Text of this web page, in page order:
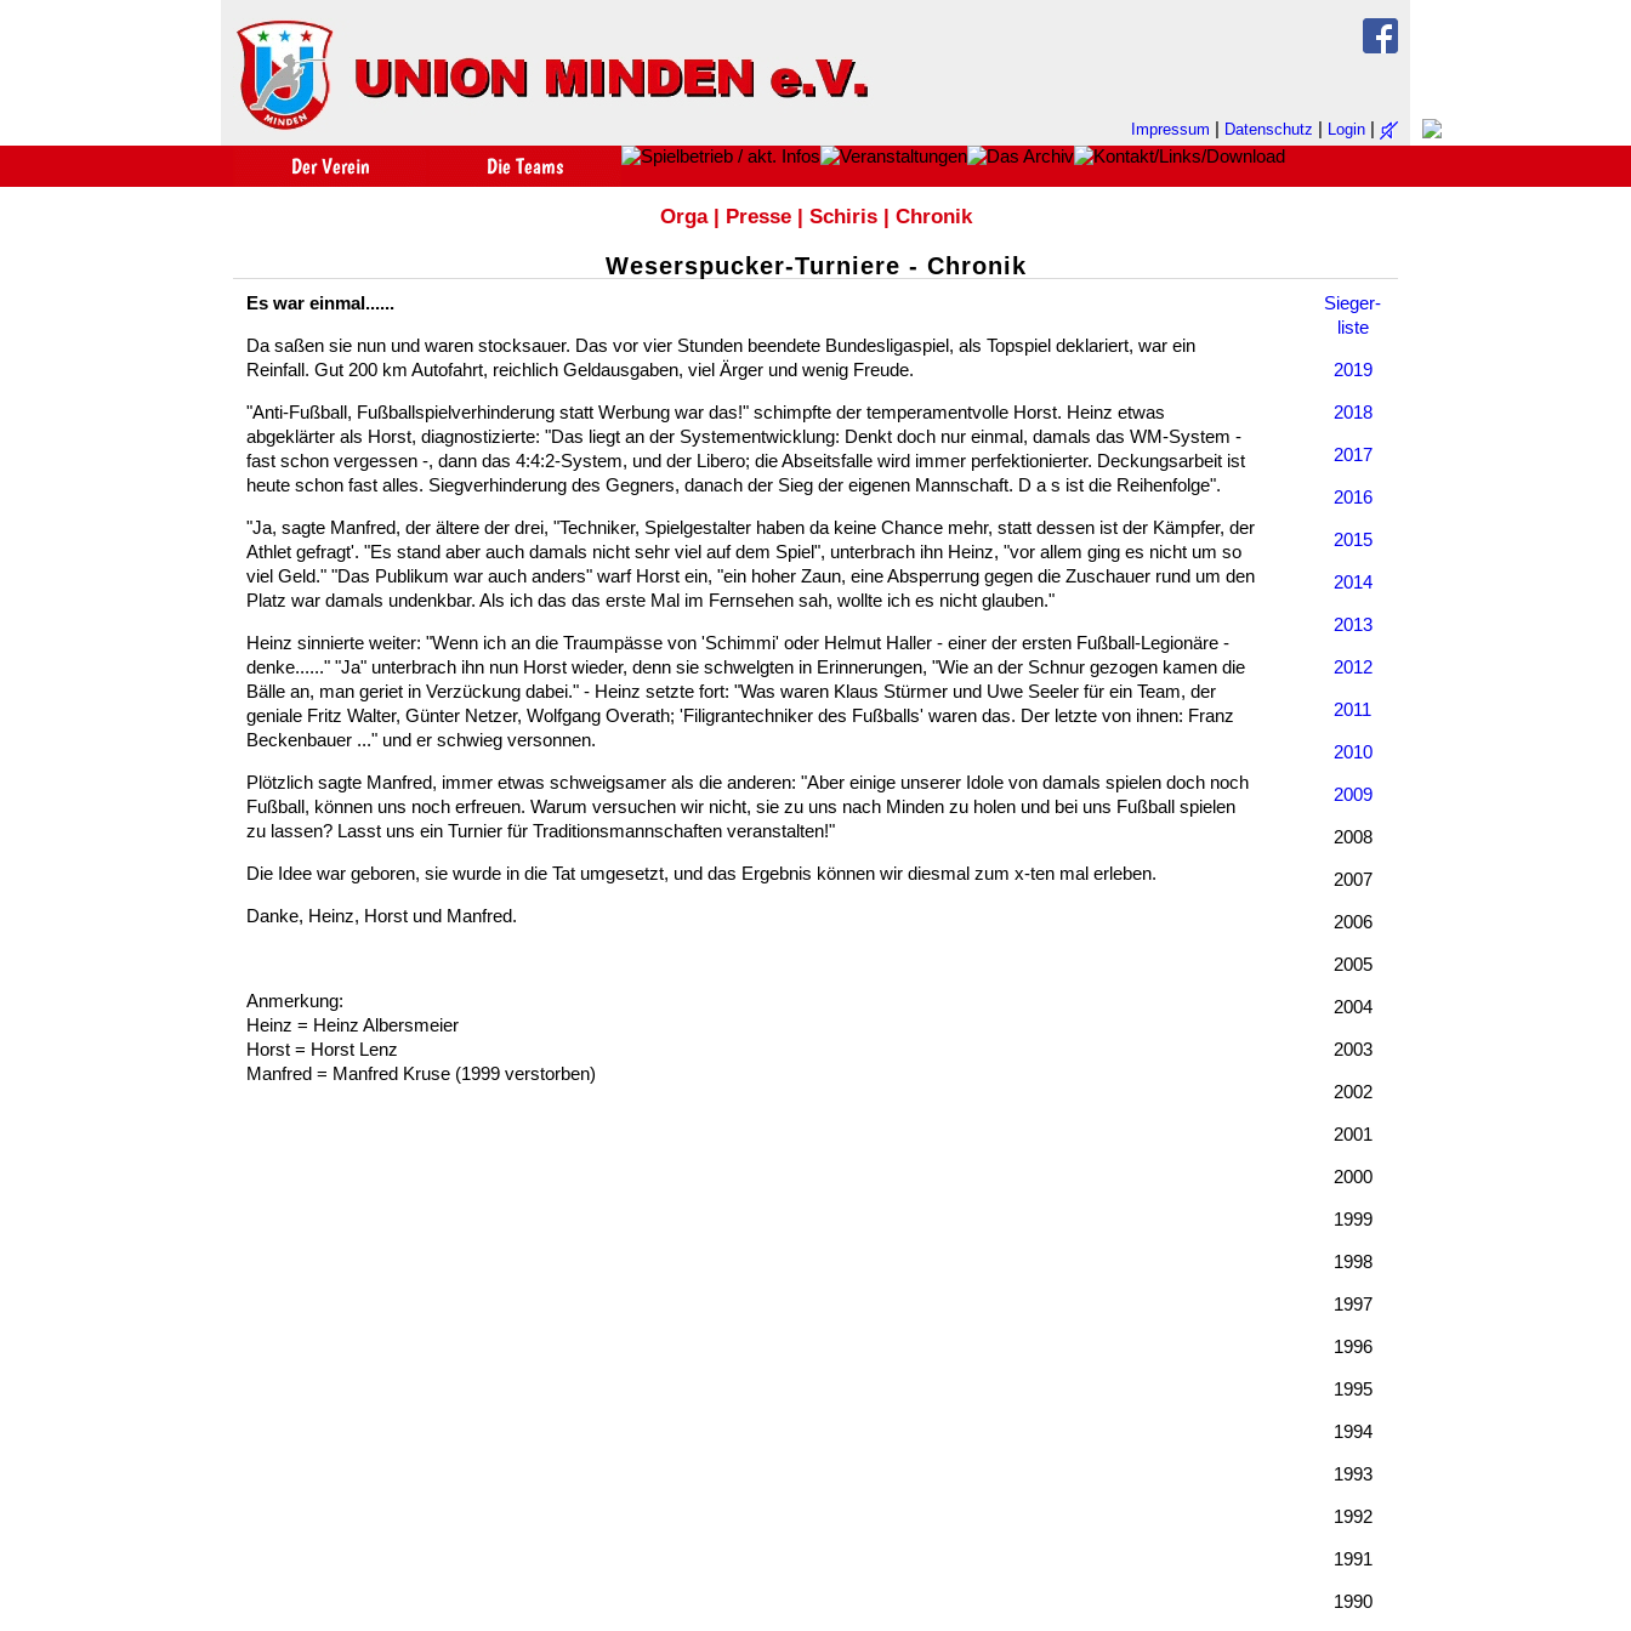
Impressum | Datenschutz | Login |
Orga| Presse| Schiris| Chronik
Weserspucker-Turniere - Chronik
Es war einmal......
Da saßen sie nun und waren stocksauer. Das vor vier Stunden beendete Bundesligaspiel, als Topspiel deklariert, war ein
Reinfall. Gut 200 km Autofahrt, reichlich Geldausgaben, viel Ärger und wenig Freude.
"Anti-Fußball, Fußballspielverhinderung statt Werbung war das!" schimpfte der temperamentvolle Horst. Heinz etwas
abgeklärter als Horst, diagnostizierte: "Das liegt an der Systementwicklung: Denkt doch nur einmal, damals das WM-System -
fast schon vergessen -, dann das 4:4:2-System, und der Libero; die Abseitsfalle wird immer perfektionierter. Deckungsarbeit ist
heute schon fast alles. Siegverhinderung des Gegners, danach der Sieg der eigenen Mannschaft. D a s ist die Reihenfolge".
"Ja, sagte Manfred, der ältere der drei, "Techniker, Spielgestalter haben da keine Chance mehr, statt dessen ist der Kämpfer, der
Athlet gefragt'. "Es stand aber auch damals nicht sehr viel auf dem Spiel", unterbrach ihn Heinz, "vor allem ging es nicht um so
viel Geld." "Das Publikum war auch anders" warf Horst ein, "ein hoher Zaun, eine Absperrung gegen die Zuschauer rund um den
Platz war damals undenkbar. Als ich das das erste Mal im Fernsehen sah, wollte ich es nicht glauben."
Heinz sinnierte weiter: "Wenn ich an die Traumpässe von 'Schimmi' oder Helmut Haller - einer der ersten Fußball-Legionäre -
denke......" "Ja" unterbrach ihn nun Horst wieder, denn sie schwelgten in Erinnerungen, "Wie an der Schnur gezogen kamen die
Bälle an, man geriet in Verzückung dabei." - Heinz setzte fort: "Was waren Klaus Stürmer und Uwe Seeler für ein Team, der
geniale Fritz Walter, Günter Netzer, Wolfgang Overath; 'Filigrantechniker des Fußballs' waren das. Der letzte von ihnen: Franz
Beckenbauer ..." und er schwieg versonnen.
Plötzlich sagte Manfred, immer etwas schweigsamer als die anderen: "Aber einige unserer Idole von damals spielen doch noch
Fußball, können uns noch erfreuen. Warum versuchen wir nicht, sie zu uns nach Minden zu holen und bei uns Fußball spielen
zu lassen? Lasst uns ein Turnier für Traditionsmannschaften veranstalten!"
Die Idee war geboren, sie wurde in die Tat umgesetzt, und das Ergebnis können wir diesmal zum x-ten mal erleben.
Danke, Heinz, Horst und Manfred.
Anmerkung:
Heinz = Heinz Albersmeier
Horst = Horst Lenz
Manfred = Manfred Kruse (1999 verstorben)
Sieger-
liste
2019
2018
2017
2016
2015
2014
2013
2012
2011
2010
2009
2008
2007
2006
2005
2004
2003
2002
2001
2000
1999
1998
1997
1996
1995
1994
1993
1992
1991
1990